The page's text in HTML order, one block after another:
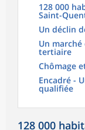
128 000
Saint-
Un déclin
Un
tertiaire
Chômage
Encadré -
qualifiée
128 000